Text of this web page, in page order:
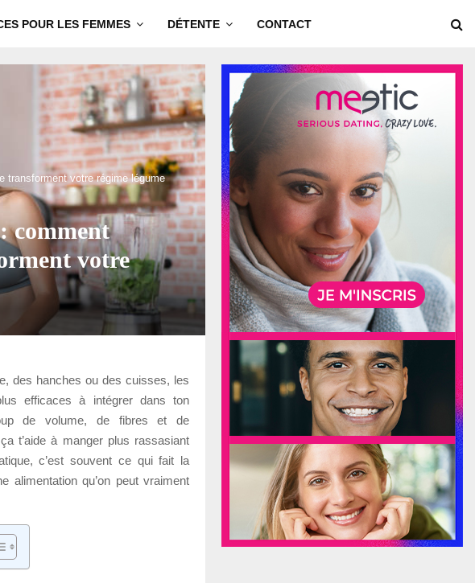
POUR LES FEMMES DÉTENTE CONTACT
transforment votre régime légume
comment
votre
des hanches ou des cuisses, les
efficaces à intégrer dans ton
de volume, de fibres et de
t’aide à manger plus rassasiant
c’est souvent ce qui fait la
alimentation qu’on peut vraiment